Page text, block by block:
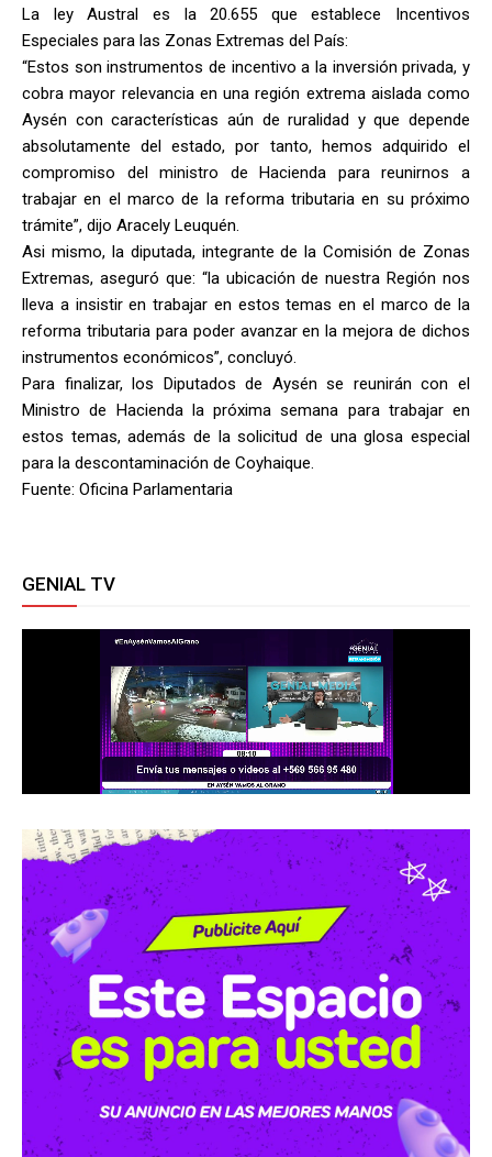
La ley Austral es la 20.655 que establece Incentivos
Especiales para las Zonas Extremas del País:
“Estos son instrumentos de incentivo a la inversión privada, y
cobra mayor relevancia en una región extrema aislada como
Aysén con características aún de ruralidad y que depende
absolutamente del estado, por tanto, hemos adquirido el
compromiso del ministro de Hacienda para reunirnos a
trabajar en el marco de la reforma tributaria en su próximo
trámite”, dijo Aracely Leuquén.
Asi mismo, la diputada, integrante de la Comisión de Zonas
Extremas, aseguró que: “la ubicación de nuestra Región nos
lleva a insistir en trabajar en estos temas en el marco de la
reforma tributaria para poder avanzar en la mejora de dichos
instrumentos económicos”, concluyó.
Para finalizar, los Diputados de Aysén se reunirán con el
Ministro de Hacienda la próxima semana para trabajar en
estos temas, además de la solicitud de una glosa especial
para la descontaminación de Coyhaique.
Fuente: Oficina Parlamentaria
GENIAL TV